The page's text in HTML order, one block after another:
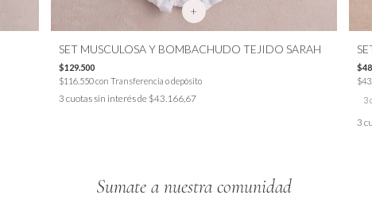
+
SET MUSCULOSA Y BOMBACHUDO TEJIDO SARAH
$129.500
$116.550con Transferencia o depósito
3 cuotas sin interés de $43.166,67
3
3
Sumate a nuestra comunidad